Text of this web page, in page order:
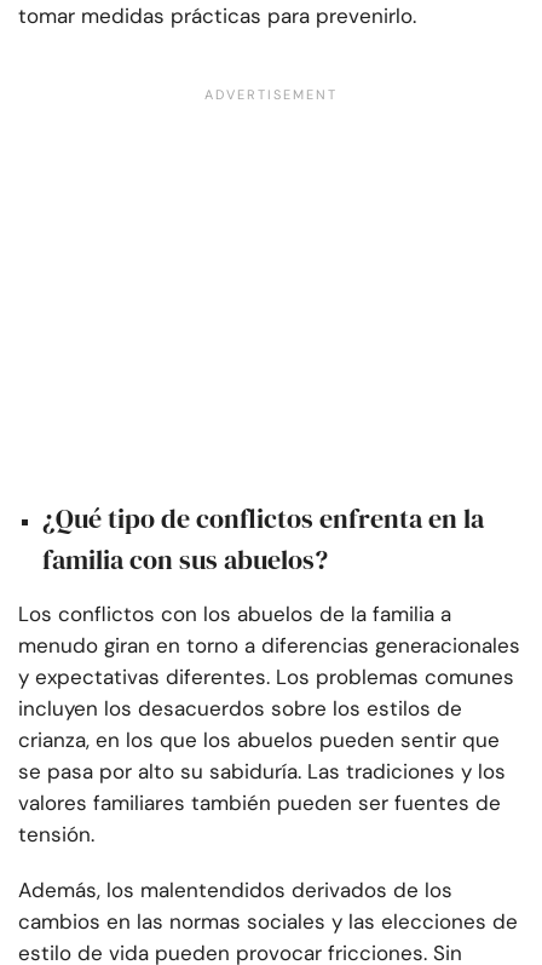
tomar medidas prácticas para prevenirlo.
¿Qué tipo de conflictos enfrenta en la
familia con sus abuelos?
Los conflictos con los abuelos de la familia a
menudo giran en torno a diferencias generacionales
y expectativas diferentes. Los problemas comunes
incluyen los desacuerdos sobre los estilos de
crianza, en los que los abuelos pueden sentir que
se pasa por alto su sabiduría. Las tradiciones y los
valores familiares también pueden ser fuentes de
tensión.
Además, los malentendidos derivados de los
cambios en las normas sociales y las elecciones de
estilo de vida pueden provocar fricciones. Sin